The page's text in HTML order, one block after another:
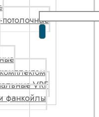
VRF
фанкойлы